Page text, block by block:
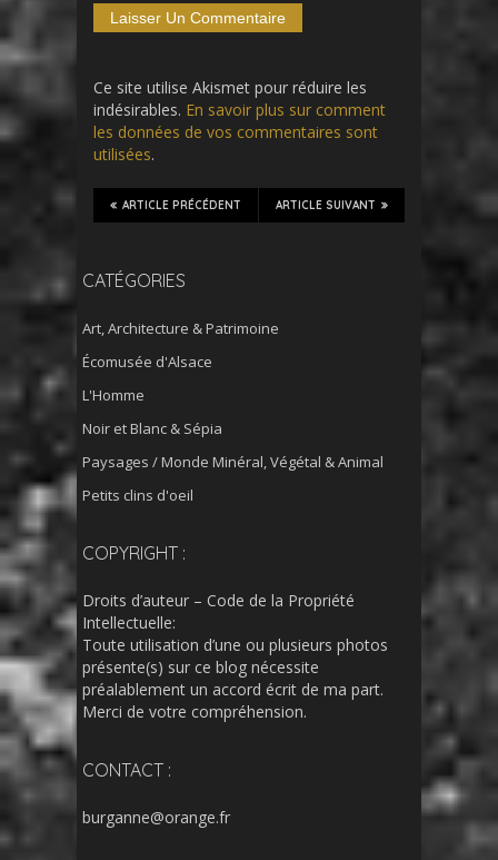
Ce site utilise Akismet pour réduire les
indésirables. En savoir plus sur comment
les données de vos commentaires sont
utilisées.
ARTICLE SUIVANT
ARTICLE PRÉCÉDENT
CATÉGORIES
Art, Architecture & Patrimoine
Écomusée d'Alsace
L'Homme
Noir et Blanc & Sépia
Paysages / Monde Minéral, Végétal & Animal
Petits clins d'oeil
COPYRIGHT :
Droits d’auteur – Code de la Propriété
Intellectuelle:
Toute utilisation d’une ou plusieurs photos
présente(s) sur ce blog nécessite
préalablement un accord écrit de ma part.
Merci de votre compréhension.
CONTACT :
burganne@orange.fr